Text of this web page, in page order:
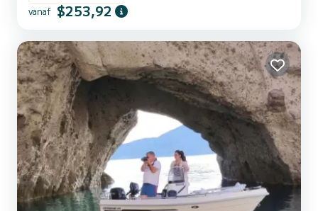
staat om deze prachtige locaties op uw eigen tempo te verkennen.
Geen vergunning vereist, waardoor het ideaal...
vanaf $253,92